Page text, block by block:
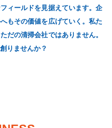
ィールドを見据えています。企
もその価値を広げていく。私た
だの清掃会社ではありません。
りませんか？